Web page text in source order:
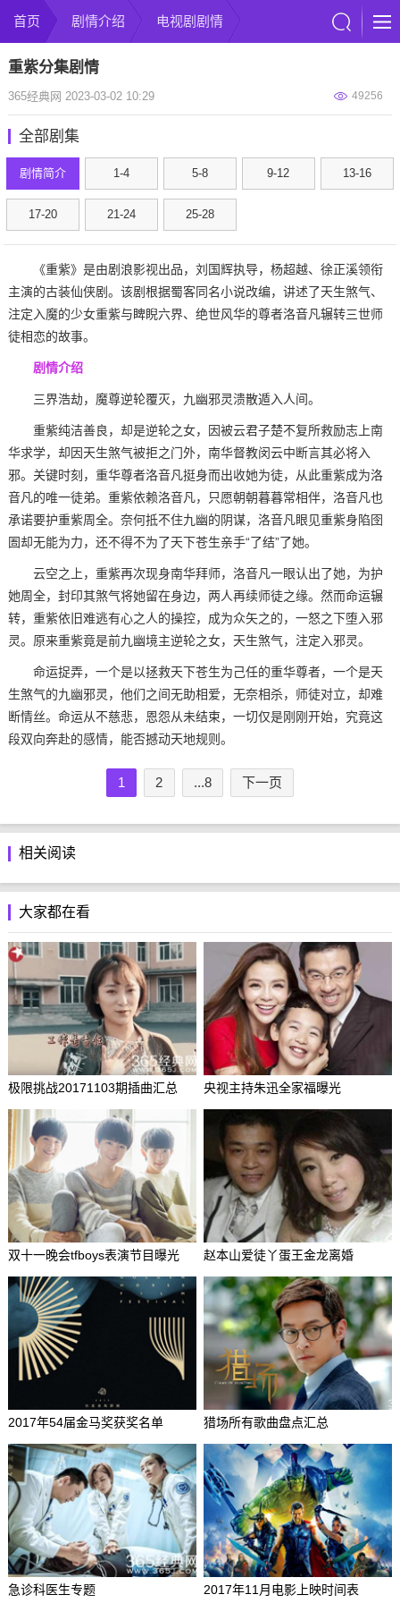
首页 剧情介绍 电视剧剧情
重紫分集剧情
49256
365经典网 2023-03-02 10:29
全部剧集
剧情简介 1-4 5-8 9-12 13-16
17-20 21-24 25-28
《重紫》是由剧浪影视出品，刘国辉执导，杨超越、徐正溪领衔
主演的古装仙侠剧。该剧根据蜀客同名小说改编，讲述了天生煞气、
注定入魔的少女重紫与睥睨六界、绝世风华的尊者洛音凡辗转三世师
徒相恋的故事。
剧情介绍
三界浩劫，魔尊逆轮覆灭，九幽邪灵溃散遁入人间。
重紫纯洁善良，却是逆轮之女，因被云君子楚不复所救励志上南
华求学，却因天生煞气被拒之门外，南华督教闵云中断言其必将入
邪。关键时刻，重华尊者洛音凡挺身而出收她为徒，从此重紫成为洛
音凡的唯一徒弟。重紫依赖洛音凡，只愿朝朝暮暮常相伴，洛音凡也
承诺要护重紫周全。奈何抵不住九幽的阴谋，洛音凡眼见重紫身陷囹
圄却无能为力，还不得不为了天下苍生亲手“了结”了她。
云空之上，重紫再次现身南华拜师，洛音凡一眼认出了她，为护
她周全，封印其煞气将她留在身边，两人再续师徒之缘。然而命运辗
转，重紫依旧难逃有心之人的操控，成为众矢之的，一怒之下堕入邪
灵。原来重紫竟是前九幽境主逆轮之女，天生煞气，注定入邪灵。
命运捉弄，一个是以拯救天下苍生为己任的重华尊者，一个是天
生煞气的九幽邪灵，他们之间无助相爱，无奈相杀，师徒对立，却难
断情丝。命运从不慈悲，恩怨从未结束，一切仅是刚刚开始，究竟这
段双向奔赴的感情，能否撼动天地规则。
1 2 ...8 下一页
相关阅读
大家都在看
极限挑战20171103期插曲汇总 央视主持朱迅全家福曝光
双十一晚会tfboys表演节目曝光 赵本山爱徒丫蛋王金龙离婚
2017年54届金马奖获奖名单 猎场所有歌曲盘点汇总
急诊科医生专题 2017年11月电影上映时间表